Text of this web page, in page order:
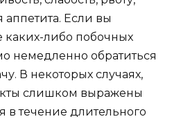
Если вы
каких-либо побочных
немедленно обратиться
В некоторых случаях,
слишком выражены
в течение длительного